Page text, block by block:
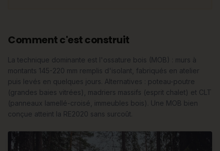
Comment c'est construit
La technique dominante est l'ossature bois (MOB) : murs à
montants 145-220 mm remplis d'isolant, fabriqués en atelier
puis levés en quelques jours. Alternatives : poteau-poutre
(grandes baies vitrées), madriers massifs (esprit chalet) et CLT
(panneaux lamellé-croisé, immeubles bois). Une MOB bien
conçue atteint la RE2020 sans surcoût.